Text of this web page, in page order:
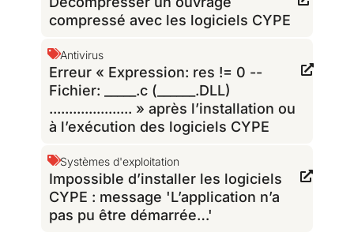
compressé avec les logiciels CYPE
Antivirus
Erreur « Expression: res != 0 --
Fichier: _____.c (______.DLL)
..................... » après l’installation ou
à l’exécution des logiciels CYPE
Systèmes d'exploitation
Impossible d’installer les logiciels
CYPE : message 'L’application n’a
pas pu être démarrée…'